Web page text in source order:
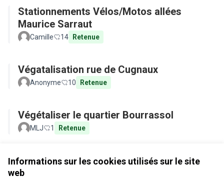
Informations sur les cookies utilisés sur le site
web
Stationnements Vélos/Motos allées
Maurice Sarraut
Camille 14 Retenue
Végatalisation rue de Cugnaux
Anonyme 10 Retenue
Végétaliser le quartier Bourrassol
MLJ 1 Retenue